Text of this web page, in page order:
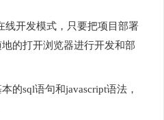
线开发模式，只要把项目部署
的打开浏览器进行开发和部
的sql语句和javascript语法，